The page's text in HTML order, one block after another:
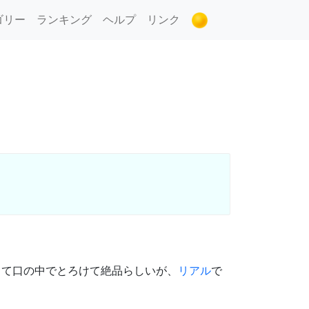
リー ランキング ヘルプ リンク
口の中でとろけて絶品らしいが、 リアルで